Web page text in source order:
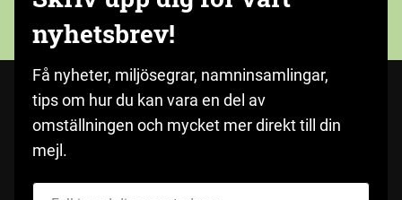
nyhetsbrev!
Få nyheter, miljösegrar, namninsamlingar,
tips om hur du kan vara en del av
omställningen och mycket mer direkt till din
mejl.